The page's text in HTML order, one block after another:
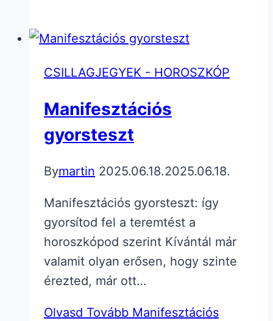
CSILLAGJEGYEK - HOROSZKÓP
Manifesztációs
gyorsteszt
Bymartin 2025.06.18.2025.06.18.
Manifesztációs gyorsteszt: így
gyorsítod fel a teremtést a
horoszkópod szerint Kívántál már
valamit olyan erősen, hogy szinte
érezted, már ott…
Olvasd Tovább Manifesztációs